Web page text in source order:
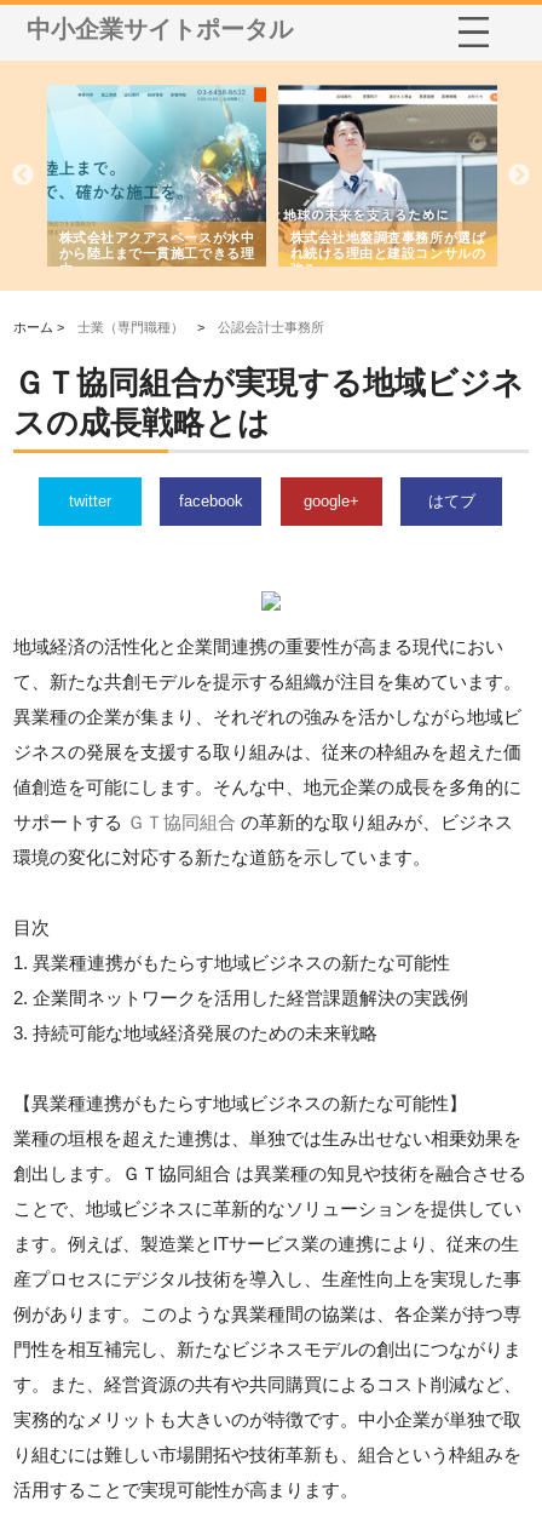
中小企業サイトポータル
株式会社アクアスペースが水中
から陸上まで一貫施工できる理
由
株式会社地盤調査事務所が選ば
れ続ける理由と建設コンサルの
強み
ホーム >士業（専門職種） >公認会計士事務所
ＧＴ協同組合が実現する地域ビジネ
スの成長戦略とは
twitter facebook google+ はてブ
地域経済の活性化と企業間連携の重要性が高まる現代におい
て、新たな共創モデルを提示する組織が注目を集めています。
異業種の企業が集まり、それぞれの強みを活かしながら地域ビ
ジネスの発展を支援する取り組みは、従来の枠組みを超えた価
値創造を可能にします。そんな中、地元企業の成長を多角的に
サポートする ＧＴ協同組合 の革新的な取り組みが、ビジネス
環境の変化に対応する新たな道筋を示しています。
目次
1. 異業種連携がもたらす地域ビジネスの新たな可能性
2. 企業間ネットワークを活用した経営課題解決の実践例
3. 持続可能な地域経済発展のための未来戦略
【異業種連携がもたらす地域ビジネスの新たな可能性】
業種の垣根を超えた連携は、単独では生み出せない相乗効果を
創出します。ＧＴ協同組合 は異業種の知見や技術を融合させる
ことで、地域ビジネスに革新的なソリューションを提供してい
ます。例えば、製造業とITサービス業の連携により、従来の生
産プロセスにデジタル技術を導入し、生産性向上を実現した事
例があります。このような異業種間の協業は、各企業が持つ専
門性を相互補完し、新たなビジネスモデルの創出につながりま
す。また、経営資源の共有や共同購買によるコスト削減など、
実務的なメリットも大きいのが特徴です。中小企業が単独で取
り組むには難しい市場開拓や技術革新も、組合という枠組みを
活用することで実現可能性が高まります。